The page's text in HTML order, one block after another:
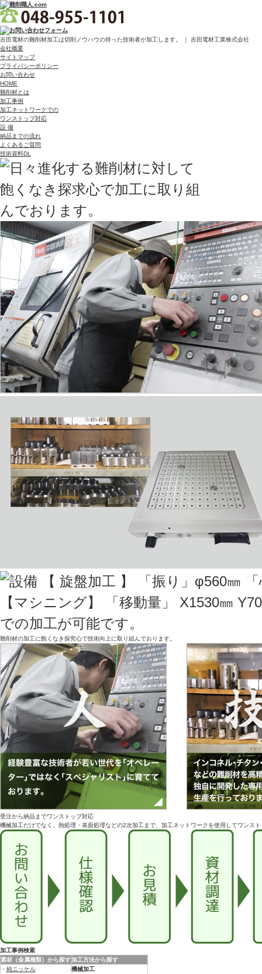
吉田電材の難削材加工は切削ノウハウの持った技術者が加工します。 ｜ 吉田電材工業株式会社
会社概要
サイトマップ
プライバシーポリシー
お問い合わせ
HOME
難削材とは
加工事例
加工ネットワークでの
ワンストップ対応
設 備
納品までの流れ
よくあるご質問
技術資料DL
難削材の加工に飽くなき探究心で技術向上に取り組んでおります。
受注から納品までワンストップ対応
機械加工だけでなく、熱処理・表面処理などの2次加工まで、加工ネットワークを使用してワンス
加工事例検索
素材（金属種類）から探す加工方法から探す
・ 純ニッケル
機械加工